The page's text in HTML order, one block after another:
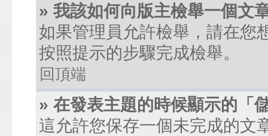
» 我該如何向版主檢舉一個文
如果管理員允許檢舉，請在您
按照提示的步驟完成檢舉。
回頂端
» 在發表主題的時候顯示的「
這允許您保存一個未完成的文